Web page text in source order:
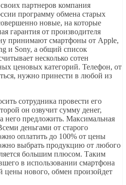
партнеров компания
программу обмена старых
новые, на которые
гарантия от производителя
принимают смартфоны от Apple,
и Sony, а общий список
несколько сотен
ценовых категорий. Телефон, от
нужно принести в любой из
сотрудника провести его
он озвучит сумму денег,
него предложить. Максимальная
деньгами от старого
оплатить до 100% от цены
выбрать продукцию от любого
большим плюсом. Таким
в использовании смартфона
цены нового, обмен произойдет